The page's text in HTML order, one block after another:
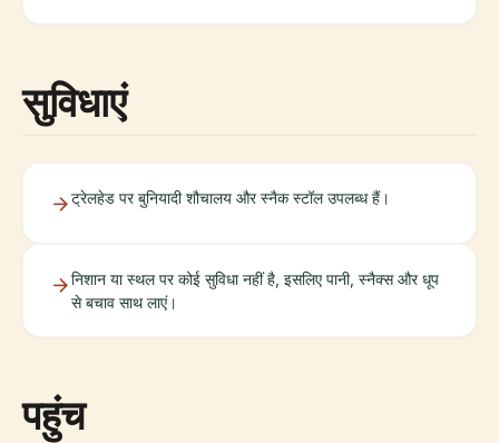
सुविधाएं
ट्रेलहेड पर बुनियादी शौचालय और स्नैक स्टॉल उपलब्ध हैं।
निशान या स्थल पर कोई सुविधा नहीं है, इसलिए पानी, स्नैक्स और धूप
से बचाव साथ लाएं।
पहुंच